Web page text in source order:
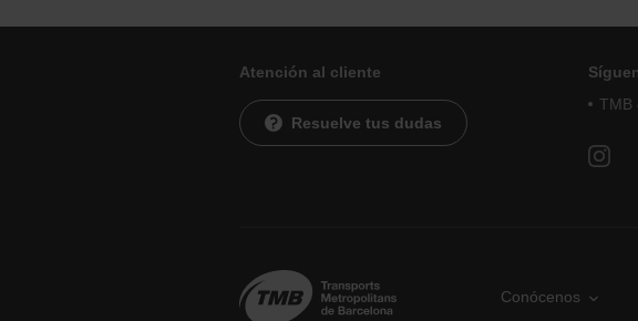
Atención al cliente
Resuelve tus dudas
TMB
Conócenos